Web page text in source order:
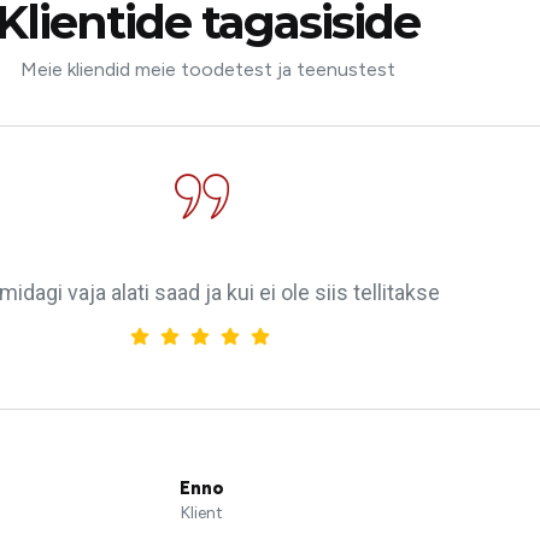
tagasiside
Meie kliendid meie toodetest ja teenustest
Enno
Klient
vaja alati saad ja kui ei ole siis tellitakse